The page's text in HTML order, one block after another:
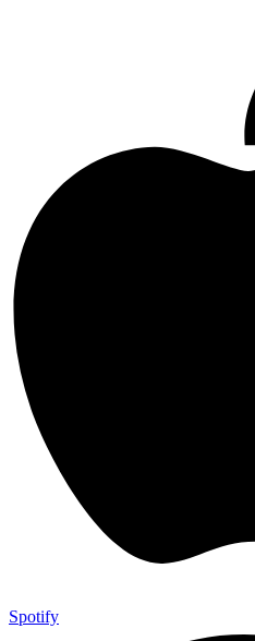
Spotify